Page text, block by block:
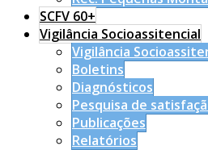
SCFV 60+
Vigilância Socioassitencial
Vigilância
Boletins
Diagnósticos
Pesquisa de
Publicações
Relatórios